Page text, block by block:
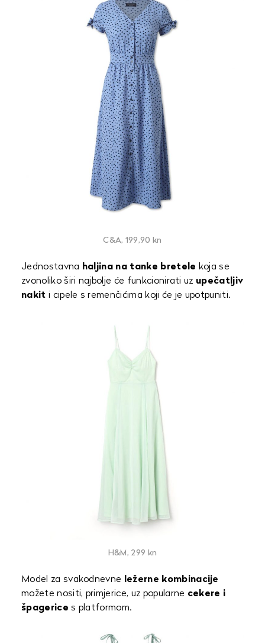
C&A, 199,90 kn
Jednostavna haljina na tanke bretele koja se
zvonoliko širi najbolje će funkcionirati uz upečatljiv
nakit i cipele s remenčićima koji će je upotpuniti.
H&M, 299 kn
Model za svakodnevne ležerne kombinacije
možete nositi, primjerice, uz popularne cekere i
špagerice s platformom.